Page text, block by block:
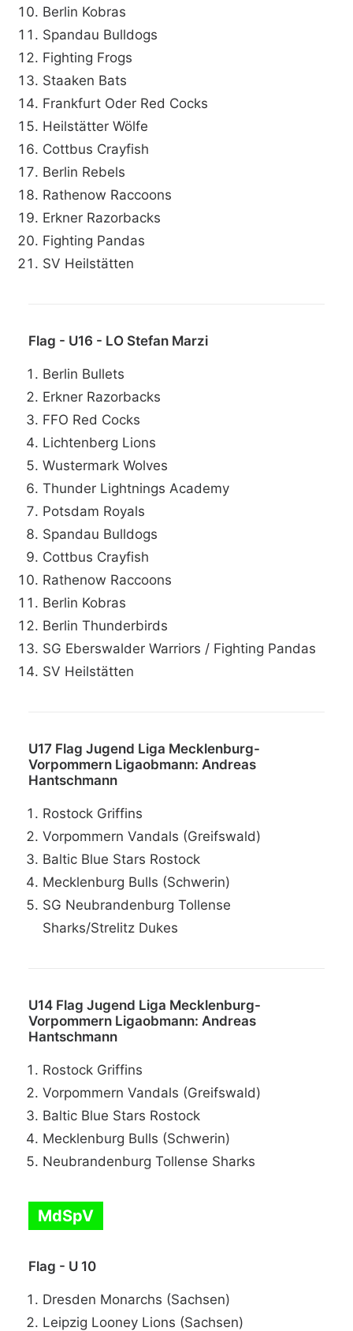
Berlin Kobras
Spandau Bulldogs
Fighting Frogs
Staaken Bats
Frankfurt Oder Red Cocks
Heilstätter Wölfe
Cottbus Crayfish
Berlin Rebels
Rathenow Raccoons
Erkner Razorbacks
Fighting Pandas
SV Heilstätten
Flag - U16 - LO Stefan Marzi
Berlin Bullets
Erkner Razorbacks
FFO Red Cocks
Lichtenberg Lions
Wustermark Wolves
Thunder Lightnings Academy
Potsdam Royals
Spandau Bulldogs
Cottbus Crayfish
Rathenow Raccoons
Berlin Kobras
Berlin Thunderbirds
SG Eberswalder Warriors / Fighting Pandas
SV Heilstätten
U17 Flag Jugend Liga Mecklenburg-
Vorpommern Ligaobmann: Andreas
Hantschmann
Rostock Griffins
Vorpommern Vandals (Greifswald)
Baltic Blue Stars Rostock
Mecklenburg Bulls (Schwerin)
SG Neubrandenburg Tollense
Sharks/Strelitz Dukes
U14 Flag Jugend Liga Mecklenburg-
Vorpommern Ligaobmann: Andreas
Hantschmann
Rostock Griffins
Vorpommern Vandals (Greifswald)
Baltic Blue Stars Rostock
Mecklenburg Bulls (Schwerin)
Neubrandenburg Tollense Sharks
MdSpV
Flag - U 10
Dresden Monarchs (Sachsen)
Leipzig Looney Lions (Sachsen)